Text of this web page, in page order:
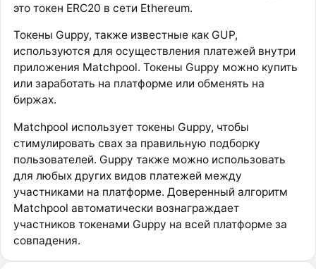
это токен ERC20 в сети Ethereum.
Токены Guppy, также известные как GUP,
используются для осуществления платежей внутри
приложения Matchpool. Токены Guppy можно купить
или заработать на платформе или обменять на
биржах.
Matchpool использует токены Guppy, чтобы
стимулировать свах за правильную подборку
пользователей. Guppy также можно использовать
для любых других видов платежей между
участниками на платформе. Доверенный алгоритм
Matchpool автоматически вознаграждает
участников токенами Guppy на всей платформе за
совпадения.